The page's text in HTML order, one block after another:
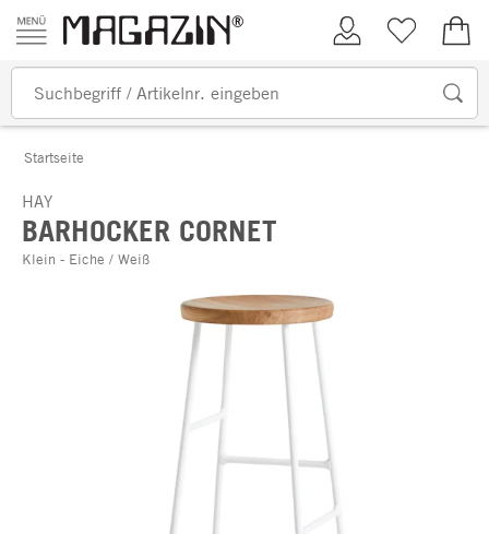
Zum Inhalt springen
Kundenkonto
Merkliste
Startseite
HAY
BARHOCKER CORNET
Klein - Eiche / Weiß